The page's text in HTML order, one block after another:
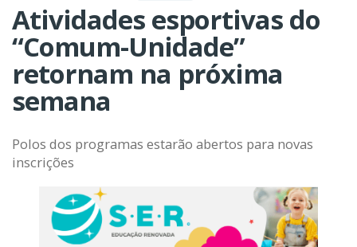
Atividades esportivas do
“Comum-Unidade”
retornam na próxima
semana
Polos dos programas estarão abertos para novas
inscrições